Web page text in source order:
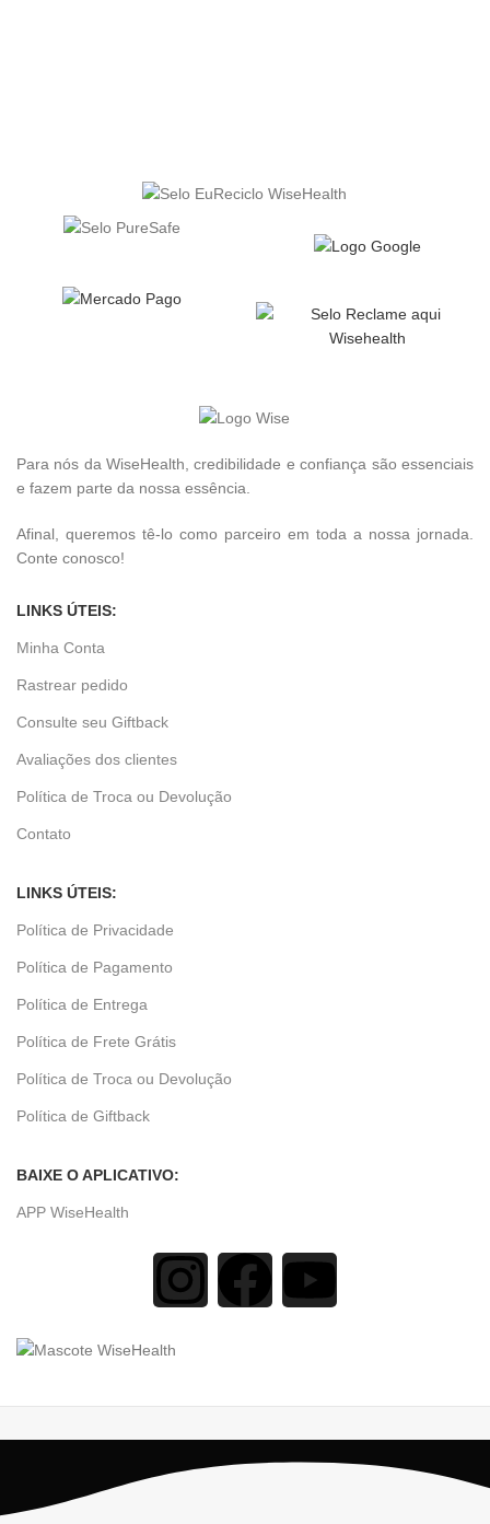
Para nós da WiseHealth, credibilidade e confiança são essenciais
e fazem parte da nossa essência.
Afinal, queremos tê-lo como parceiro em toda a nossa jornada.
Conte conosco!
LINKS ÚTEIS:
Minha Conta
Rastrear pedido
Consulte seu Giftback
Avaliações dos clientes
Política de Troca ou Devolução
Contato
LINKS ÚTEIS:
Política de Privacidade
Política de Pagamento
Política de Entrega
Política de Frete Grátis
Política de Troca ou Devolução
Política de Giftback
BAIXE O APLICATIVO:
APP WiseHealth